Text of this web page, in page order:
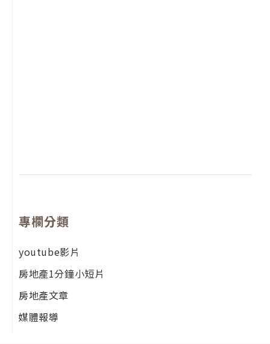
專欄分類
youtube影片
房地產1分鐘小短片
房地產文章
媒體報導